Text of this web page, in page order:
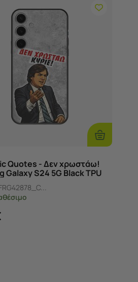
Προσθήκη
Στο
Καλάθι
Quotes - Δεν χρωστάω!
Galaxy S24 5G Black TPU